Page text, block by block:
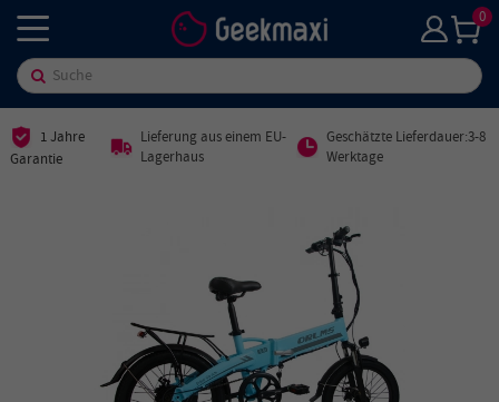
0
1 Jahre
Garantie
Lieferung aus einem EU-
Lagerhaus
Geschätzte Lieferdauer:3-8
Werktage